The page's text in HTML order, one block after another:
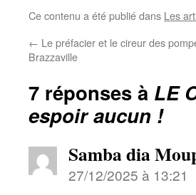
Ce contenu a été publié dans Les
← Le préfacier et le cireur des
Brazzaville
7 réponses à LE
espoir aucun !
Samba dia
27/12/2025 à 13:21